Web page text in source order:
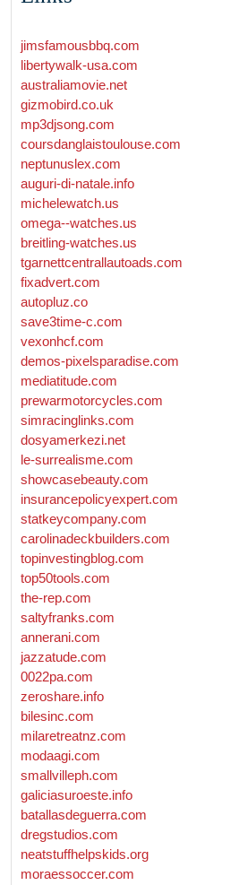
jimsfamousbbq.com
libertywalk-usa.com
australiamovie.net
gizmobird.co.uk
mp3djsong.com
coursdanglaistoulouse.com
neptunuslex.com
auguri-di-natale.info
michelewatch.us
omega--watches.us
breitling-watches.us
tgarnettcentrallautoads.com
fixadvert.com
autopluz.co
save3time-c.com
vexonhcf.com
demos-pixelsparadise.com
mediatitude.com
prewarmotorcycles.com
simracinglinks.com
dosyamerkezi.net
le-surrealisme.com
showcasebeauty.com
insurancepolicyexpert.com
statkeycompany.com
carolinadeckbuilders.com
topinvestingblog.com
top50tools.com
the-rep.com
saltyfranks.com
annerani.com
jazzatude.com
0022pa.com
zeroshare.info
bilesinc.com
milaretreatnz.com
modaagi.com
smallvilleph.com
galiciasuroeste.info
batallasdeguerra.com
dregstudios.com
neatstuffhelpskids.org
moraessoccer.com